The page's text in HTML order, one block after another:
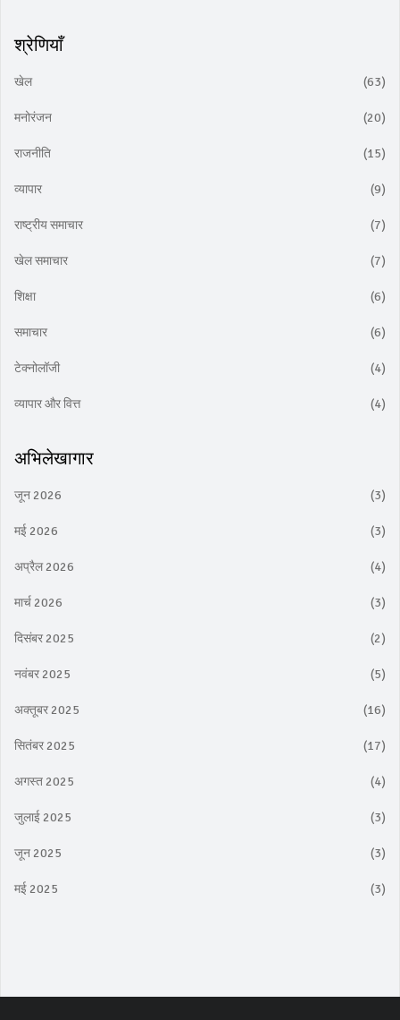
श्रेणियाँ
खेल (63)
मनोरंजन (20)
राजनीति (15)
व्यापार (9)
राष्ट्रीय समाचार (7)
खेल समाचार (7)
शिक्षा (6)
समाचार (6)
टेक्नोलॉजी (4)
व्यापार और वित्त (4)
अभिलेखागार
जून 2026 (3)
मई 2026 (3)
अप्रैल 2026 (4)
मार्च 2026 (3)
दिसंबर 2025 (2)
नवंबर 2025 (5)
अक्तूबर 2025 (16)
सितंबर 2025 (17)
अगस्त 2025 (4)
जुलाई 2025 (3)
जून 2025 (3)
मई 2025 (3)